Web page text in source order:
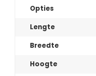
Opties
Lengte
Breedte
Hoogte